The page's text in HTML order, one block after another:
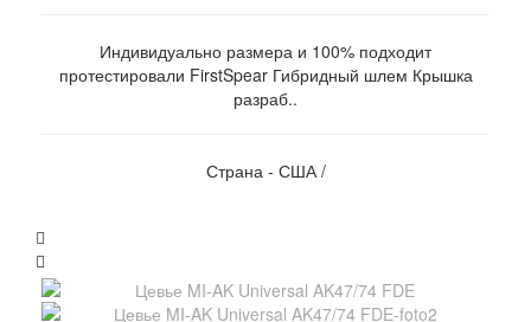
Индивидуально размера и 100% подходит
протестировали FirstSpear Гибридный шлем Крышка
разраб..
Страна - США /